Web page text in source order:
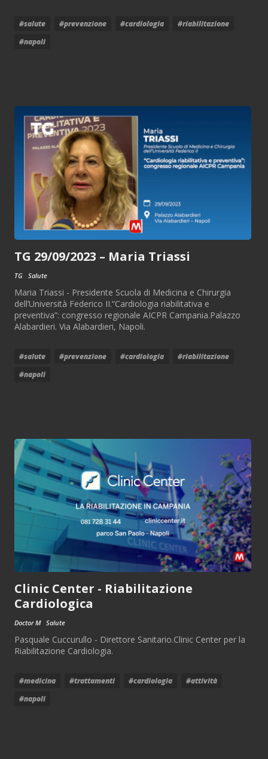
#salute #prevenzione #cardiologia
#riabilitazione
#napoli
TG 29/09/2023 – Maria Triassi
TG Salute
Maria Triassi - Presidente Scuola di Medicina e Chirurgia
dell’Università Federico II.“Cardiologia riabilitativa e
preventiva”: congresso regionale AICPR Campania.Palazzo
Alabardieri. Via Alabardieri, Napoli.
#salute #prevenzione #cardiologia
#riabilitazione
#napoli
Clinic Center - Riabilitazione
Cardiologica
Doctor M Salute
Pasquale Cuccurullo - Direttore Sanitario.Clinic Center per la
Riabilitazione Cardiologia.
#medicina #trattamenti #cardiologia
#attività
#napoli